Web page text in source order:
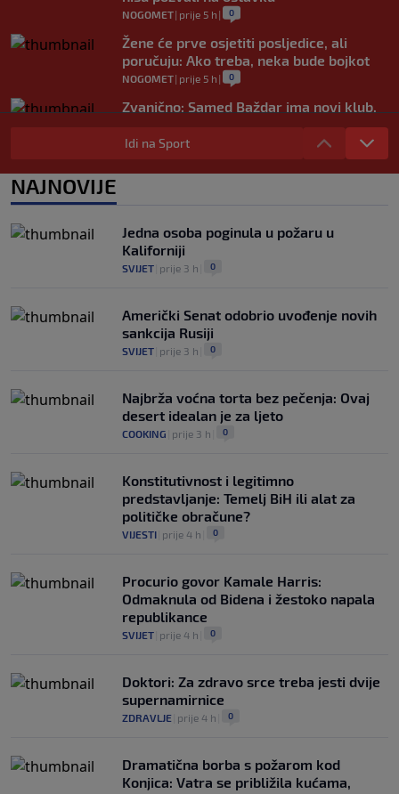
NOGOMET| prije 5 h | 0
Žene će prve osjetiti posljedice, ali
poručuju: Ako treba, neka bude bojkot
NOGOMET| prije 5 h | 0
Zvanično: Samed Baždar ima novi klub,
zadužio broj sa velikom "težinom"
NOGOMET|prije 8 h
Prije nekoliko godina zaludjela je
Idi na Sport
NAJNOVIJE
Jedna osoba poginula u požaru u
Kaliforniji
SVIJET prije 3 h 0
Američki Senat odobrio uvođenje novih
sankcija Rusiji
SVIJET prije 3 h 0
Najbrža voćna torta bez pečenja: Ovaj
desert idealan je za ljeto
COOKING prije 3 h 0
Konstitutivnost i legitimno
predstavljanje: Temelj BiH ili alat za
političke obračune?
VIJESTI prije 4 h 0
Procurio govor Kamale Harris:
Odmaknula od Bidena i žestoko napala
republikance
SVIJET prije 4 h 0
Doktori: Za zdravo srce treba jesti dvije
supernamirnice
ZDRAVLJE prije 4 h 0
Dramatična borba s požarom kod
Konjica: Vatra se približila kućama,